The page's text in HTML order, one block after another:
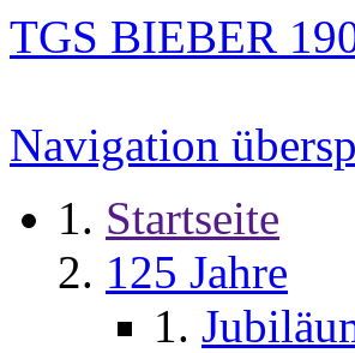
TGS BIEBER
Navigation
Startseite
125 Jahre